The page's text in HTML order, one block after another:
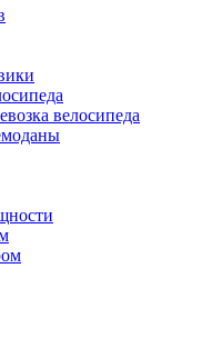
велосипеда